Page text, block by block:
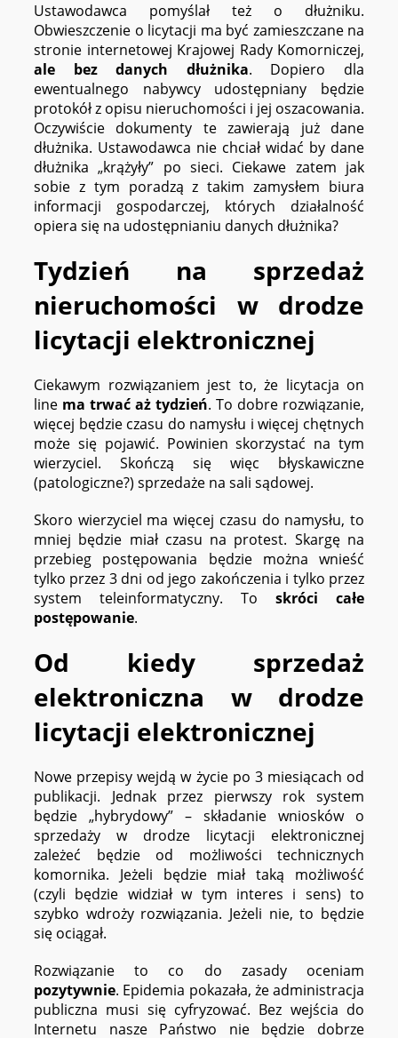
Ustawodawca pomyślał też o dłużniku.
Obwieszczenie o licytacji ma być zamieszczane na
stronie internetowej Krajowej Rady Komorniczej,
ale bez danych dłużnika. Dopiero dla
ewentualnego nabywcy udostępniany będzie
protokół z opisu nieruchomości i jej oszacowania.
Oczywiście dokumenty te zawierają już dane
dłużnika. Ustawodawca nie chciał widać by dane
dłużnika „krążyły” po sieci. Ciekawe zatem jak
sobie z tym poradzą z takim zamysłem biura
informacji gospodarczej, których działalność
opiera się na udostępnianiu danych dłużnika?
Tydzień na sprzedaż
nieruchomości w drodze
licytacji elektronicznej
Ciekawym rozwiązaniem jest to, że licytacja on
line ma trwać aż tydzień. To dobre rozwiązanie,
więcej będzie czasu do namysłu i więcej chętnych
może się pojawić. Powinien skorzystać na tym
wierzyciel. Skończą się więc błyskawiczne
(patologiczne?) sprzedaże na sali sądowej.
Skoro wierzyciel ma więcej czasu do namysłu, to
mniej będzie miał czasu na protest. Skargę na
przebieg postępowania będzie można wnieść
tylko przez 3 dni od jego zakończenia i tylko przez
system teleinformatyczny. To skróci całe
postępowanie.
Od kiedy sprzedaż
elektroniczna w drodze
licytacji elektronicznej
Nowe przepisy wejdą w życie po 3 miesiącach od
publikacji. Jednak przez pierwszy rok system
będzie „hybrydowy” – składanie wniosków o
sprzedaży w drodze licytacji elektronicznej
zależeć będzie od możliwości technicznych
komornika. Jeżeli będzie miał taką możliwość
(czyli będzie widział w tym interes i sens) to
szybko wdroży rozwiązania. Jeżeli nie, to będzie
się ociągał.
Rozwiązanie to co do zasady oceniam
pozytywnie. Epidemia pokazała, że administracja
publiczna musi się cyfryzować. Bez wejścia do
Internetu nasze Państwo nie będzie dobrze